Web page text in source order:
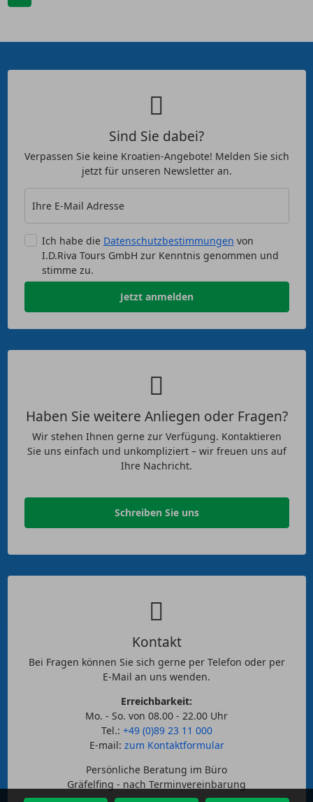
Sind Sie dabei?
Verpassen Sie keine Kroatien-Angebote! Melden Sie sich
jetzt für unseren Newsletter an.
Ihre E-Mail Adresse
Ich habe die Datenschutzbestimmungen von
I.D.Riva Tours GmbH zur Kenntnis genommen und
stimme zu.
Jetzt anmelden
Haben Sie weitere Anliegen oder Fragen?
Wir stehen Ihnen gerne zur Verfügung. Kontaktieren
Sie uns einfach und unkompliziert – wir freuen uns auf
Ihre Nachricht.
Schreiben Sie uns
Kontakt
Bei Fragen können Sie sich gerne per Telefon oder per
E-Mail an uns wenden.
Erreichbarkeit:
Mo. - So. von 08.00 - 22.00 Uhr
Tel.: +49 (0)89 23 11 000
E-mail: zum Kontaktformular
Persönliche Beratung im Büro
Gräfelfing - nach Terminvereinbarung